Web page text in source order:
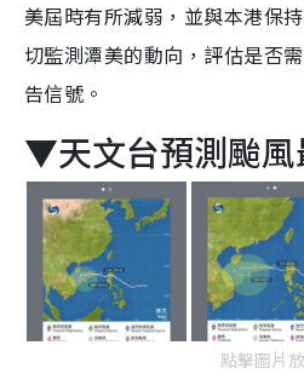
美屆時有所減弱，並與本港保
切監測潭美的動向，評估是否
告信號。
▼天文台預測颱風
點擊圖片